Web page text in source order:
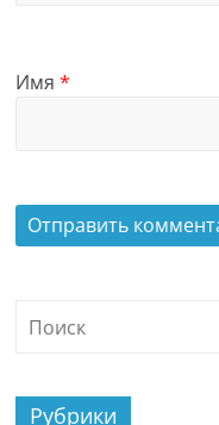
Имя*
Рубрики